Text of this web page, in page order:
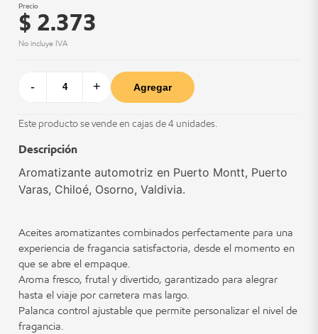
Precio
$ 2.373
No incluye IVA
- + Agregar
Este producto se vende en cajas de 4 unidades.
Descripción
Aromatizante automotriz en Puerto Montt, Puerto
Varas, Chiloé, Osorno, Valdivia.
Aceites aromatizantes combinados perfectamente para una
experiencia de fragancia satisfactoria, desde el momento en
que se abre el empaque.
Aroma fresco, frutal y divertido, garantizado para alegrar
hasta el viaje por carretera más largo.
Palanca control ajustable que permite personalizar el nivel de
fragancia.